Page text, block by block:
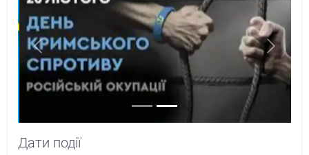
Previous Next
Дати події